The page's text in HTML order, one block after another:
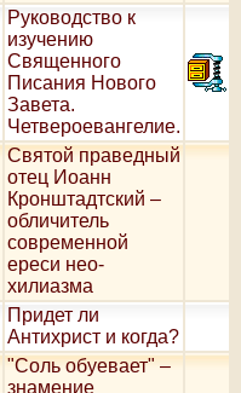
Руководство к
изучению
Священного
Писания Нового
Завета.
Четвероевангелие.
Святой праведный
отец Иоанн
Кронштадтский –
обличитель
современной
ереси нео-
хилиазма
Придет ли
Антихрист и когда?
"Соль обуевает" –
знамение